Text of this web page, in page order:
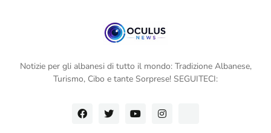
Notizie per gli albanesi di tutto il mondo: Tradizione Albanese,
Turismo, Cibo e tante Sorprese! SEGUITECI: